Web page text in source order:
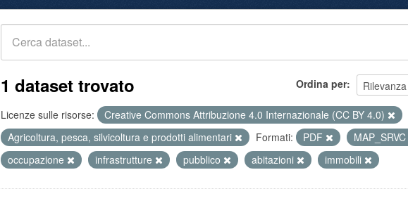
Ordina per
1 dataset trovato
Licenze sulle risorse: Creative Commons Attribuzione 4.0 Internazionale (CC BY 4.0)
Agricoltura, pesca, silvicoltura e prodotti alimentari
Formati: PDF MAP_SRVC
occupazione
infrastrutture pubblico abitazioni immobili